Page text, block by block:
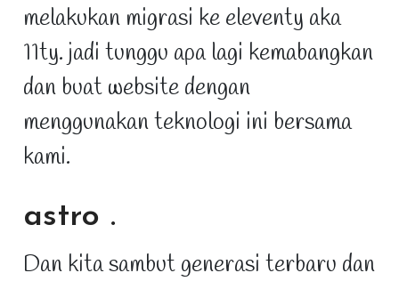
melakukan migrasi ke eleventy aka
11ty. jadi tunggu apa lagi kemabangkan
dan buat website dengan
menggunakan teknologi ini bersama
kami.
astro .
Dan kita sambut generasi terbaru dan